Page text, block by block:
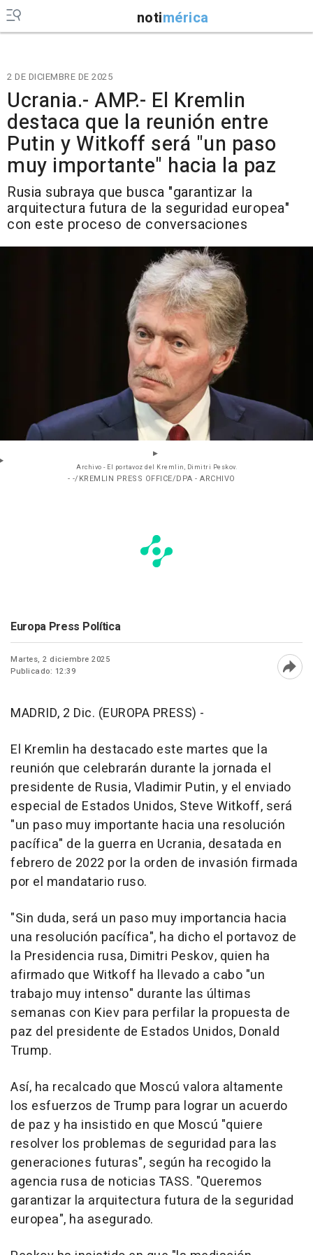
notimérica
2 DE DICIEMBRE DE 2025
Ucrania.- AMP.- El Kremlin
destaca que la reunión entre
Putin y Witkoff será "un paso
muy importante" hacia la paz
Rusia subraya que busca "garantizar la
arquitectura futura de la seguridad europea"
con este proceso de conversaciones
Archivo - El portavoz del Kremlin, Dimitri Peskov.
- -/KREMLIN PRESS OFFICE/DPA - ARCHIVO
Europa Press Política
Martes, 2 diciembre 2025
Publicado: 12:39
MADRID, 2 Dic. (EUROPA PRESS) -
El Kremlin ha destacado este martes que la
reunión que celebrarán durante la jornada el
presidente de Rusia, Vladimir Putin, y el enviado
especial de Estados Unidos, Steve Witkoff, será
"un paso muy importante hacia una resolución
pacífica" de la guerra en Ucrania, desatada en
febrero de 2022 por la orden de invasión firmada
por el mandatario ruso.
"Sin duda, será un paso muy importancia hacia
una resolución pacífica", ha dicho el portavoz de
la Presidencia rusa, Dimitri Peskov, quien ha
afirmado que Witkoff ha llevado a cabo "un
trabajo muy intenso" durante las últimas
semanas con Kiev para perfilar la propuesta de
paz del presidente de Estados Unidos, Donald
Trump.
Así, ha recalcado que Moscú valora altamente
los esfuerzos de Trump para lograr un acuerdo
de paz y ha insistido en que Moscú "quiere
resolver los problemas de seguridad para las
generaciones futuras", según ha recogido la
agencia rusa de noticias TASS. "Queremos
garantizar la arquitectura futura de la seguridad
europea", ha asegurado.